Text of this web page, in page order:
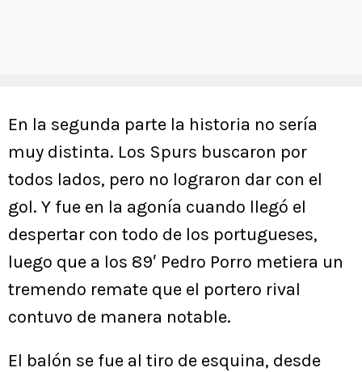
En la segunda parte la historia no sería
muy distinta. Los Spurs buscaron por
todos lados, pero no lograron dar con el
gol. Y fue en la agonía cuando llegó el
despertar con todo de los portugueses,
luego que a los 89′ Pedro Porro metiera un
tremendo remate que el portero rival
contuvo de manera notable.
El balón se fue al tiro de esquina, desde